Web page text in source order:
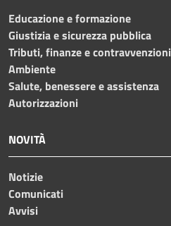
Educazione e formazione
Giustizia e sicurezza pubblica
Tributi, finanze e contravvenzioni
Ambiente
Salute, benessere e assistenza
Autorizzazioni
NOVITÀ
Notizie
Comunicati
Avvisi